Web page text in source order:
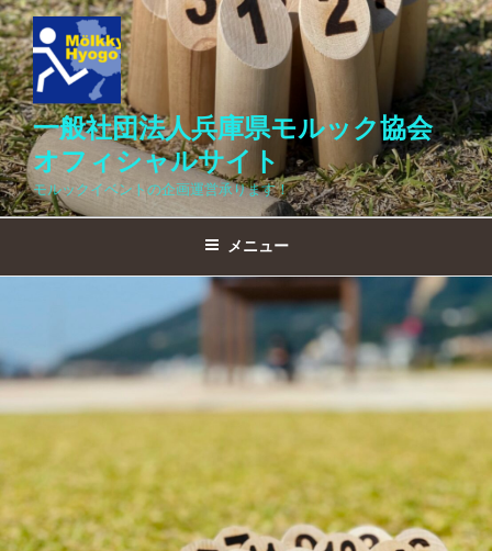
コ
ン
テ
ン
ツ
へ
ス
キ
ッ
一般社団法人兵庫県モルック協会
オフィシャルサイト
モルックイベントの企画運営承ります！
メニュー